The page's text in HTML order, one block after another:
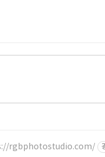
rgbphotostudio.com/